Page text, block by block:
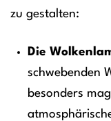
zu gestalten:
Die
schwebenden
besonders